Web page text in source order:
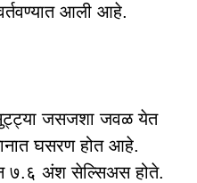
आली आहे.
जसजशा जवळ येत
घसरण होत आहे.
७.६ अंश सेल्सिअस होते.